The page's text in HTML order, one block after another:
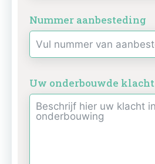
Nummer aanbesteding
Uw onderbouwde klacht